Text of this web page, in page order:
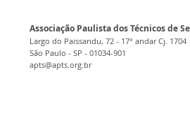
Associação Paulista dos Técnicos de
Largo do Paissandu, 72 - 17° andar Cj. 1704
São Paulo - SP - 01034-901
apts@apts.org.br